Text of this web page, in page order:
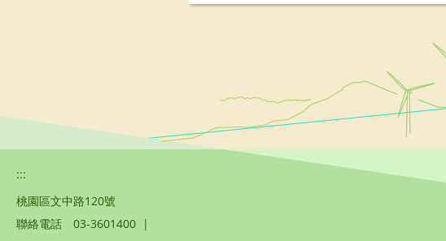
:::
桃園區文中路120號
聯絡電話
03-3601400 |